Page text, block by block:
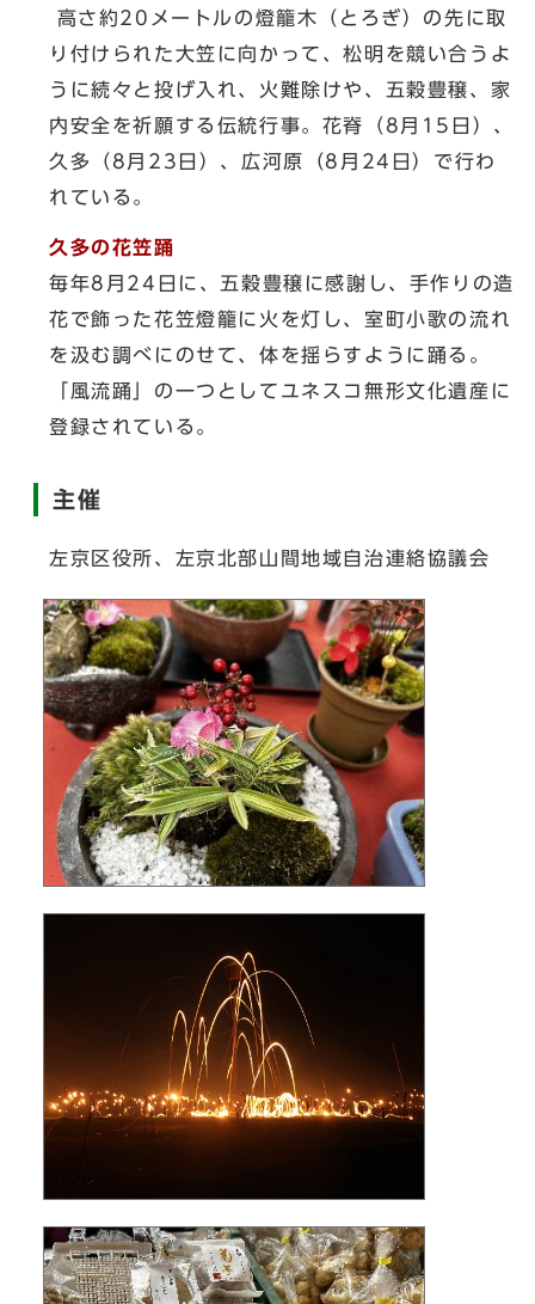
高さ約20メートルの燈籠木（とろぎ）の先に取
り付けられた大笠に向かって、松明を競い合うよ
うに続々と投げ入れ、火難除けや、五穀豊穣、家
内安全を祈願する伝統行事。花脊（8月15日）、
久多（8月23日）、広河原（8月24日）で行わ
れている。
久多の花笠踊
毎年8月24日に、五穀豊穣に感謝し、手作りの造
花で飾った花笠燈籠に火を灯し、室町小歌の流れ
を汲む調べにのせて、体を揺らすように踊る。
「風流踊」の一つとしてユネスコ無形文化遺産に
登録されている。
主催
左京区役所、左京北部山間地域自治連絡協議会